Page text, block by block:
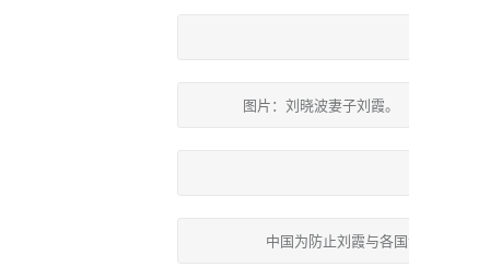
图片：刘晓波妻子刘霞。（法新社）
中国为防止刘霞与各国领袖会谈，